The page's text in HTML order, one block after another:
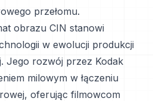
przełomu.
obrazu CIN stanowi
w ewolucji produkcji
Jego rozwój przez Kodak
milowym w łączeniu
oferując filmowcom